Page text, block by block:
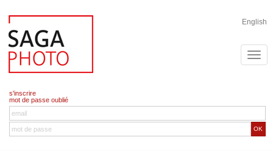
English
s'inscrire
mot de passe oublié
OK